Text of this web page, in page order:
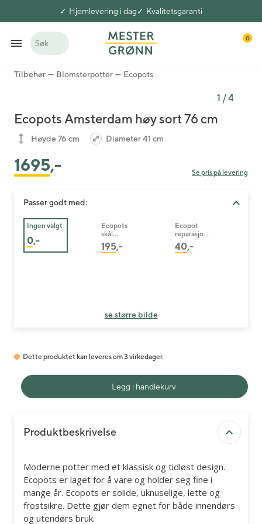
Hjemlevering i dag Kvalitetsgaranti
Søk
0
Tilbehør Blomsterpotter Ecopots
1 /4
Ecopots Amsterdam høy sort 76 cm
Høyde 76 cm Diameter 41 cm
1695,- Se pris på levering
Passer godt med:
Ingen valgt
0,-
Ecopots
skål
Amsterdam
sort 36,5
195,-
Ecopot
reparasjons
svamp sort
40,-
se større bilde
Dette produktet kan leveres om 3 virkedager.
Legg i handlekurv
Produktbeskrivelse
Moderne potter med et klassisk og tidløst design.
Ecopots er laget for å vare og holder seg fine i
mange år. Ecopots er solide, uknuselige, lette og
frostsikre. Dette gjør dem egnet for både innendørs
og utendørs bruk.